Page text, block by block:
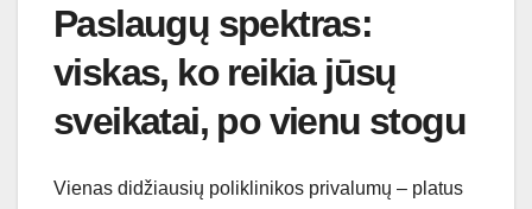
Paslaugų spektras:
viskas, ko reikia jūsų
sveikatai, po vienu stogu
Vienas didžiausių poliklinikos privalumų – platus